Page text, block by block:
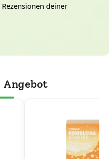
deiner
Angebot